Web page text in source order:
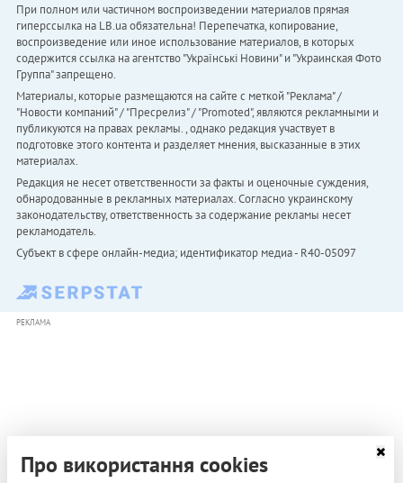
При полном или частичном воспроизведении материалов прямая
гиперссылка на LB.ua обязательна! Перепечатка, копирование,
воспроизведение или иное использование материалов, в которых
содержится ссылка на агентство "Українськi Новини" и "Украинская Фото
Группа" запрещено.
Материалы, которые размещаются на сайте с меткой "Реклама" /
"Новости компаний" / "Пресрелиз" / "Promoted", являются рекламными и
публикуются на правах рекламы. , однако редакция участвует в
подготовке этого контента и разделяет мнения, высказанные в этих
материалах.
Редакция не несет ответственности за факты и оценочные суждения,
обнародованные в рекламных материалах. Согласно украинскому
законодательству, ответственность за содержание рекламы несет
рекламодатель.
Субъект в сфере онлайн-медиа; идентификатор медиа - R40-05097
РЕКЛАМА
Про використання cookies